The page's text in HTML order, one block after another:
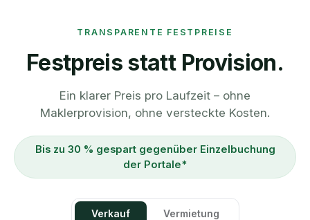
TRANSPARENTE FESTPREISE
Festpreis statt Provision.
Ein klarer Preis pro Laufzeit – ohne
Maklerprovision, ohne versteckte Kosten.
Bis zu 30 % gespart gegenüber Einzelbuchung
der Portale*
Verkauf Vermietung